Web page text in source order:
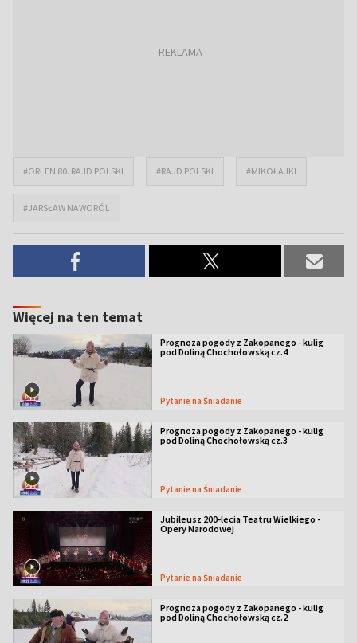
#ORLEN 80. RAJD POLSKI #RAJD POLSKI #MIKOŁAJKI
#JARSŁAW NAWORÓL
Więcej na ten temat
Prognoza pogody z Zakopanego - kulig
pod Doliną Chochołowską cz.4
Pytanie na Śniadanie
Prognoza pogody z Zakopanego - kulig
pod Doliną Chochołowską cz.3
Pytanie na Śniadanie
Jubileusz 200-lecia Teatru Wielkiego -
Opery Narodowej
Pytanie na Śniadanie
Prognoza pogody z Zakopanego - kulig
pod Doliną Chochołowską cz.2